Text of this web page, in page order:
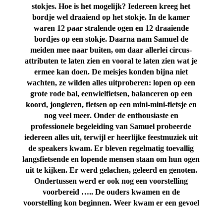
stokjes. Hoe is het mogelijk? Iedereen kreeg het
bordje wel draaiend op het stokje. In de kamer
waren 12 paar stralende ogen en 12 draaiende
bordjes op een stokje. Daarna nam Samuel de
meiden mee naar buiten, om daar allerlei circus-
attributen te laten zien en vooral te laten zien wat je
ermee kan doen. De meisjes konden bijna niet
wachten, ze wilden alles uitproberen: lopen op een
grote rode bal, eenwielfietsen, balanceren op een
koord, jongleren, fietsen op een mini-mini-fietsje en
nog veel meer. Onder de enthousiaste en
professionele begeleiding van Samuel probeerde
iedereen alles uit, terwijl er heerlijke feestmuziek uit
de speakers kwam. Er bleven regelmatig toevallig
langsfietsende en lopende mensen staan om hun ogen
uit te kijken. Er werd gelachen, geleerd en genoten.
Ondertussen werd er ook nog een voorstelling
voorbereid ….. De ouders kwamen en de
voorstelling kon beginnen. Weer kwam er een gevoel